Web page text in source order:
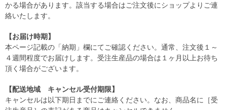
かる場合があります。該当する場合はご注文後にショップよりご連
絡いたします。
【お届け時期】
本ページ記載の「納期」欄にてご確認ください。通常、注文後１～
４週間程度でお届けします。受注生産品の場合は１ヶ月以上お待ち
頂く場合がございます。
【配送地域 キャンセル受付期限】
キャンセルは以下期日までにご連絡ください。なお、商品名に［受